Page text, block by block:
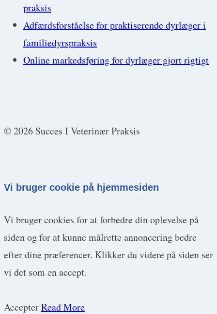
praksis
Adfærdsforståelse for praktiserende dyrlæger i
familiedyrspraksis
Online markedsføring for dyrlæger gjort rigtigt
© 2026 Succes I Veterinær Praksis
Vi bruger cookie på hjemmesiden
Vi bruger cookies for at forbedre din oplevelse på
siden og for at kunne målrette annoncering bedre
efter dine præferencer. Klikker du videre på siden ser
vi det som en accept.
AccepterRead More